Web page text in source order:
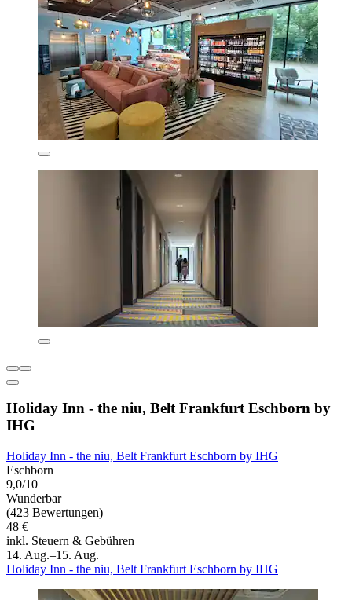
Holiday Inn - the niu, Belt Frankfurt Eschborn by
IHG
Holiday Inn - the niu, Belt Frankfurt Eschborn by IHG
Eschborn
9,0/10
Wunderbar
(423 Bewertungen)
48 €
inkl. Steuern & Gebühren
14. Aug.–15. Aug.
Holiday Inn - the niu, Belt Frankfurt Eschborn by IHG